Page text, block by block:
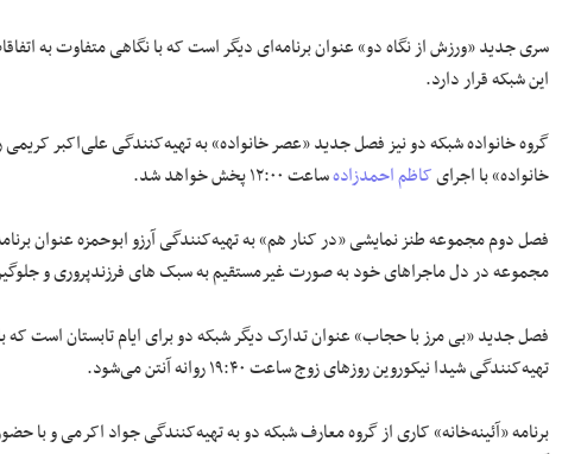
این شبکه قرار دارد.
خانواده» با اجرایکاظم احمدزادهساعت ۱۲:۰۰ پخش خواهد شد.
مجموعه در دل ماجراهای خود به صورت غیرمستقیم به سبک های فرزندپروری و
فصل جدید «بی مرز با حجاب» عنوان تدارک دیگر شبکه دو برای ایام تابستان است
تهیه‌کنندگی شیدا نیکوروین روزهای زوج ساعت ۱۹:۴۰ روانه آنتن می‌شود.
برنامه «آئینه‌خانه» کاری از گروه معارف شبکه دو به تهیه‌کنندگی جواد اکرمی و با